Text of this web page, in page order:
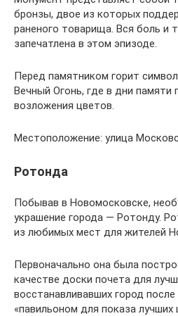
бронзы, двое из которых
раненого товарища. Вся боль и
запечатлена в этом эпизоде.
Перед памятником горит
Вечный Огонь, где в дни памяти
возложения цветов.
Местоположение: улица
Ротонда
Побывав в Новомосковске,
украшение города — Ротонду.
из любимых мест для жителей
Первоначально она была
качестве доски почета для
восстанавливавших город
«павильоном для показа лучших